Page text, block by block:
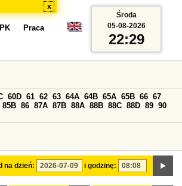
x
Praca
na dzień: i godzinę:
60D 61 62 63 64A 64B 65A 65B 66 67
85B 86 87A 87B 88A 88B 88C 88D 89 90
Środa
05-08-2026
22:29